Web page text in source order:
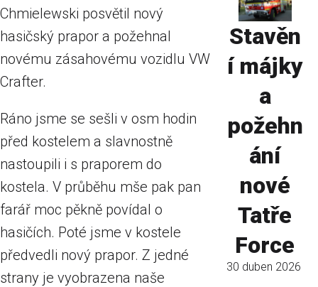
Chmielewski posvětil nový
hasičský prapor a požehnal
novému zásahovému vozidlu VW
Crafter.
Ráno jsme se sešli v osm hodin
před kostelem a slavnostně
nastoupili i s praporem do
kostela. V průběhu mše pak pan
farář moc pěkně povídal o
hasičích. Poté jsme v kostele
předvedli nový prapor. Z jedné
strany je vyobrazena naše
Stavěn
í májky
a
požehn
ání
nové
Tatře
Force
30 duben 2026